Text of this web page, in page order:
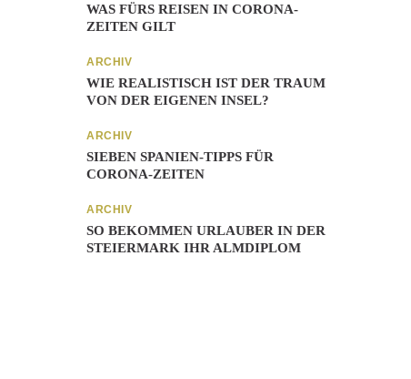
WAS FÜRS REISEN IN CORONA-
ZEITEN GILT
ARCHIV
WIE REALISTISCH IST DER TRAUM
VON DER EIGENEN INSEL?
ARCHIV
SIEBEN SPANIEN-TIPPS FÜR
CORONA-ZEITEN
ARCHIV
SO BEKOMMEN URLAUBER IN DER
STEIERMARK IHR ALMDIPLOM